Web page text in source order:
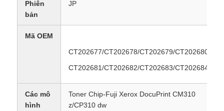
Phiên
bản
JP
Mã OEM
CT202677/CT202678/CT202679/CT202680
CT202681/CT202682/CT202683/CT202684
Các mô
hình
Toner Chip-Fuji Xerox DocuPrint CM310
z/CP310 dw